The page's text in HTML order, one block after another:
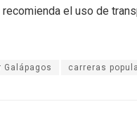
recomienda el uso de
Galápagos carreras